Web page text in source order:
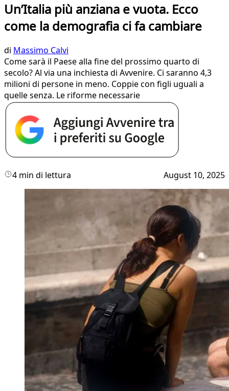
Un’Italia più anziana e vuota. Ecco
come la demografia ci fa cambiare
di Massimo Calvi
Come sarà il Paese alla fine del prossimo quarto di
secolo? Al via una inchiesta di Avvenire. Ci saranno 4,3
milioni di persone in meno. Coppie con figli uguali a
quelle senza. Le riforme necessarie
4 min di lettura August 10, 2025